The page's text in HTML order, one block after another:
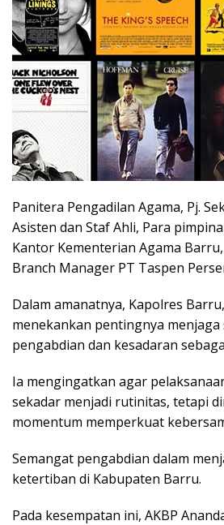
Panitera Pengadilan Agama, Pj.
Asisten dan Staf Ahli, Para
Kantor Kementerian Agama
Branch Manager PT Taspen
Dalam amanatnya, Kapolres
menekankan pentingnya menjaga
pengabdian dan kesadaran
Ia mengingatkan agar
sekadar menjadi rutinitas, tetapi
momentum memperkuat
Semangat pengabdian dalam
ketertiban di Kabupaten Barru.
Pada kesempatan ini, AKBP